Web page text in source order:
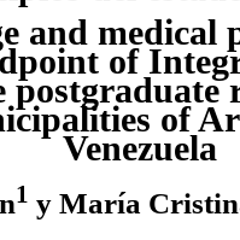
and medical
of
postgraduate
of
Venezuela
1 y María